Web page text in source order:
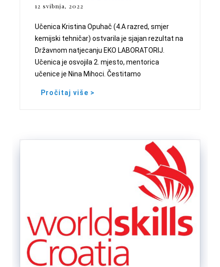
12 svibnja, 2022
Učenica Kristina Opuhač (4.A razred, smjer
kemijski tehničar) ostvarila je sjajan rezultat na
Državnom natjecanju EKO LABORATORIJ.
Učenica je osvojila 2. mjesto, mentorica
učenice je Nina Mihoci. Čestitamo
Pročitaj više >